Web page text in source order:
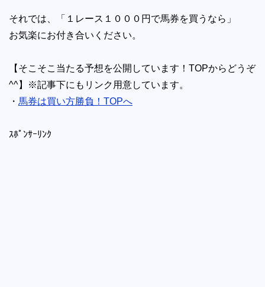
それでは、「１レース１０００円で馬券を買うなら」
お気楽にお付き合いください。
【そこそこ当たる予想を公開しています！TOPからどうぞ
^^】※記事下にもリンク用意しています。
・ 馬券は買い方勝負！TOPへ
ｽﾎﾟﾝｻｰﾘﾝｸ